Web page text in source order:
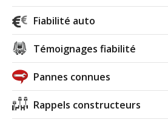
Fiabilité auto
Témoignages fiabilité
Pannes connues
Rappels constructeurs